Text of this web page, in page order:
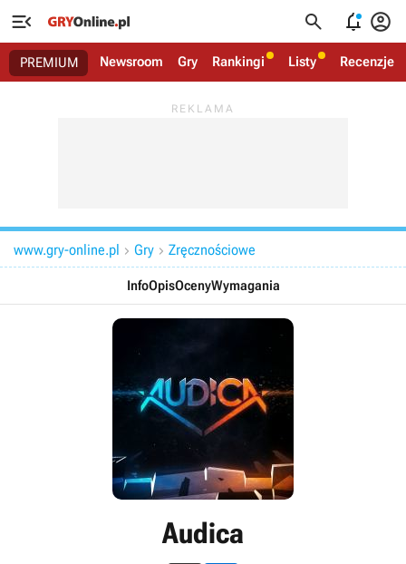
   
PREMIUM Newsroom Gry Rankingi Listy Recenzje
www.gry-online.pl  Gry  Zręcznościowe
InfoOpisOcenyWymagania
Audica